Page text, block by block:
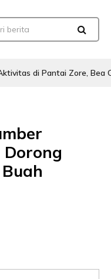
Zore, Bea Cukai
Dorong